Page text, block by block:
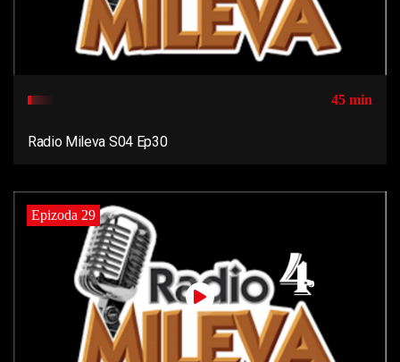
45 min
Radio Mileva S04 Ep30
Epizoda 29